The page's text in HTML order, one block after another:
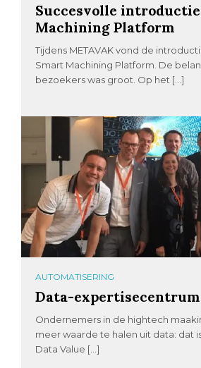
Succesvolle
Machining Platform
Tijdens METAVAK vond de
Smart Machining Platform. De
bezoekers was groot. Op het […]
AUTOMATISERING
Data-
Ondernemers in de hightech
meer waarde te halen uit data: dat
Data Value […]